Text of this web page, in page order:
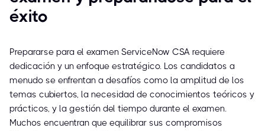
éxito
Prepararse para el examen ServiceNow CSA requiere
dedicación y un enfoque estratégico. Los candidatos a
menudo se enfrentan a desafíos como la amplitud de los
temas cubiertos, la necesidad de conocimientos teóricos y
prácticos, y la gestión del tiempo durante el examen.
Muchos encuentran que equilibrar sus compromisos